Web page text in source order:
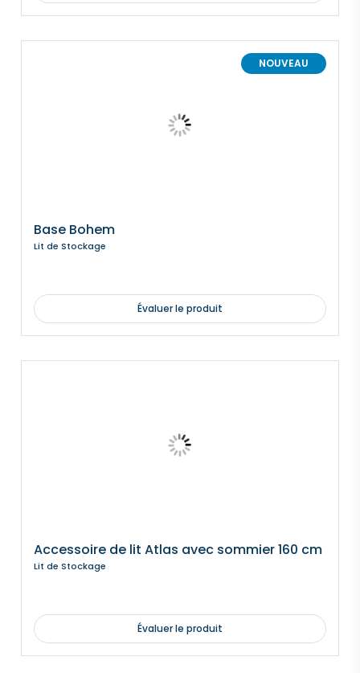
NOUVEAU
Base Bohem
Lit de Stockage
Évaluer le produit
Accessoire de lit Atlas avec sommier 160 cm
Lit de Stockage
Évaluer le produit